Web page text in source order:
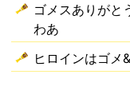
ゴメスありがと
わあ
ヒロインはゴメ